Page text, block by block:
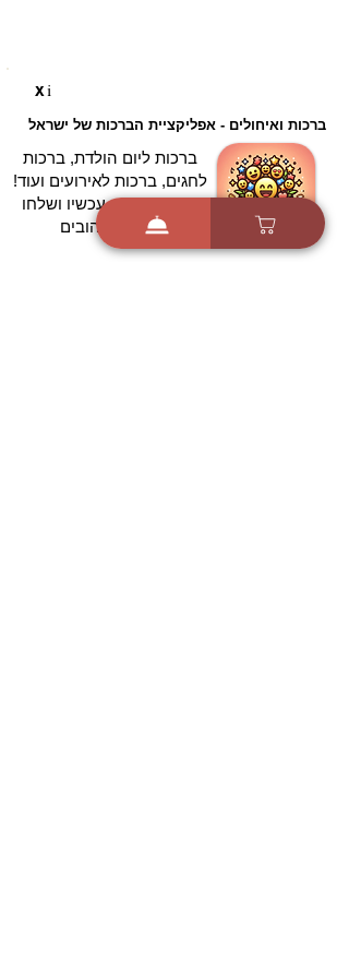
Xi
ברכות ואיחולים - אפליקציית הברכות של ישראל
ברכות ליום הולדת, ברכות
לחגים, ברכות לאירועים ועוד!
הורידו בחינם עכשיו ושלחו
ברכה לאהובים